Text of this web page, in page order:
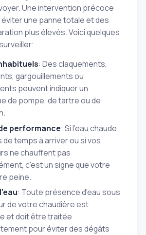
Une intervention précoce
une panne totale et des
plus élevés. Voici quelques
: Des claquements,
gargouillements ou
peuvent indiquer un
de pompe, de tartre ou de
performance: Si l'eau chaude
de temps à arriver ou si vos
ne chauffent pas
c'est un signe que votre
peine.
: Toute présence d'eau sous
de votre chaudière est
et doit être traitée
pour éviter des dégâts